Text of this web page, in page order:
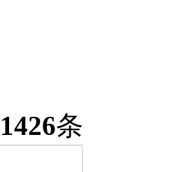
1426条